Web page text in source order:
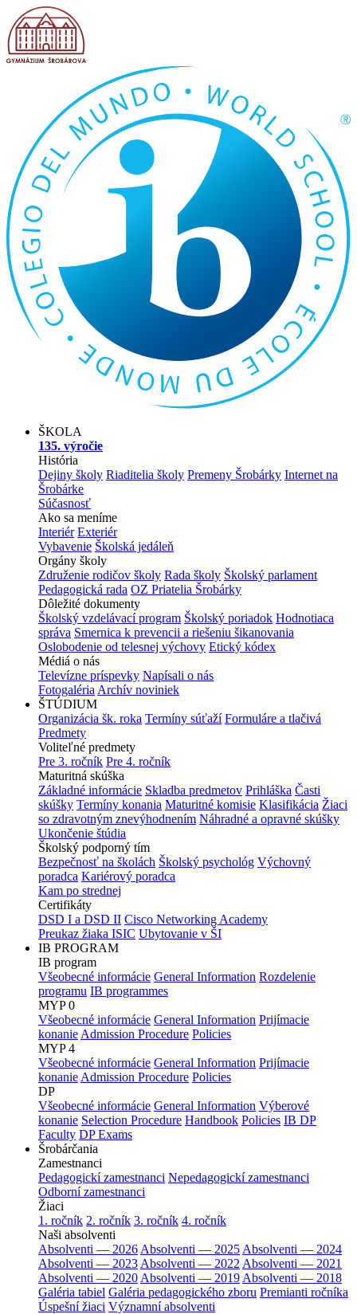
ŠKOLA
135. výročie
História
Dejiny školy Riaditelia školy Premeny Šrobárky Internet na
Šrobárke
Súčasnosť
Ako sa meníme
Interiér Exteriér
Vybavenie Školská jedáleň
Orgány školy
Združenie rodičov školy Rada školy Školský parlament
Pedagogická rada OZ Priatelia Šrobárky
Dôležité dokumenty
Školský vzdelávací program Školský poriadok Hodnotiaca
správa Smernica k prevencii a riešeniu šikanovania
Oslobodenie od telesnej výchovy Etický kódex
Médiá o nás
Televízne príspevky Napísali o nás
Fotogaléria Archív noviniek
ŠTÚDIUM
Organizácia šk. roka Termíny súťaží Formuláre a tlačivá
Predmety
Voliteľné predmety
Pre 3. ročník Pre 4. ročník
Maturitná skúška
Základné informácie Skladba predmetov Prihláška Časti
skúšky Termíny konania Maturitné komisie Klasifikácia Žiaci
so zdravotným znevýhodnením Náhradné a opravné skúšky
Ukončenie štúdia
Školský podporný tím
Bezpečnosť na školách Školský psychológ Výchovný
poradca Kariérový poradca
Kam po strednej
Certifikáty
DSD I a DSD II Cisco Networking Academy
Preukaz žiaka ISIC Ubytovanie v ŠI
IB PROGRAM
IB program
Všeobecné informácie General Information Rozdelenie
programu IB programmes
MYP 0
Všeobecné informácie General Information Prijímacie
konanie Admission Procedure Policies
MYP 4
Všeobecné informácie General Information Prijímacie
konanie Admission Procedure Policies
DP
Všeobecné informácie General Information Výberové
konanie Selection Procedure Handbook Policies IB DP
Faculty DP Exams
Šrobárčania
Zamestnanci
Pedagogickí zamestnanci Nepedagogickí zamestnanci
Odborní zamestnanci
Žiaci
1. ročník 2. ročník 3. ročník 4. ročník
Naši absolventi
Absolventi — 2026 Absolventi — 2025 Absolventi — 2024
Absolventi — 2023 Absolventi — 2022 Absolventi — 2021
Absolventi — 2020 Absolventi — 2019 Absolventi — 2018
Galéria tabiel Galéria pedagogického zboru Premianti ročníka
Úspešní žiaci Významní absolventi